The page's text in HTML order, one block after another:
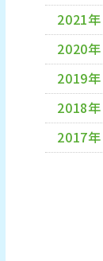
2021年
2020年
2019年
2018年
2017年